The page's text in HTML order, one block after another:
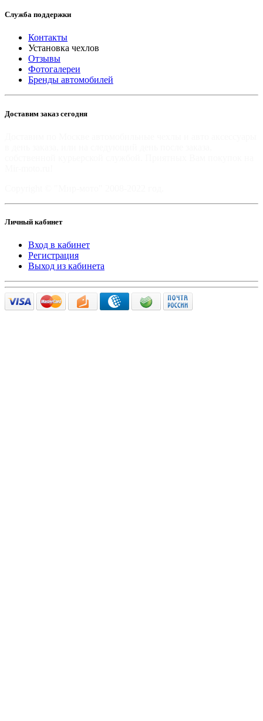
Служба поддержки
Контакты
Установка чехлов
Отзывы
Фотогалереи
Бренды автомобилей
Доставим заказ сегодня
Личный кабинет
Вход в кабинет
Регистрация
Выход из кабинета